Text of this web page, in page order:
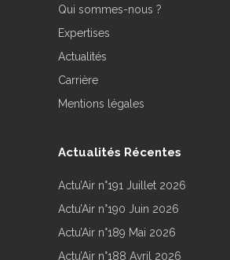
Qui sommes-nous ?
Expertises
Actualités
Carrière
Mentions légales
Actualités Récentes
Actu’Air n°191 Juillet 2026
Actu’Air n°190 Juin 2026
Actu’Air n°189 Mai 2026
Actu’Air n°188 Avril 2026